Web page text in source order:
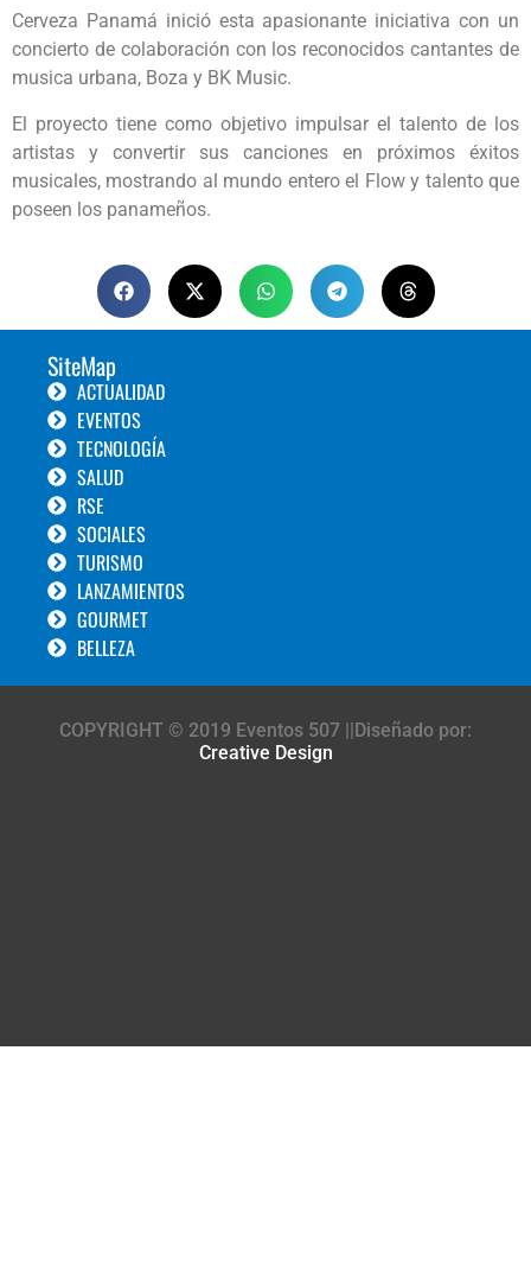
Cerveza Panamá inició esta apasionante iniciativa con un
concierto de colaboración con los reconocidos cantantes de
musica urbana, Boza y BK Music.
El proyecto tiene como objetivo impulsar el talento de los
artistas y convertir sus canciones en próximos éxitos
musicales, mostrando al mundo entero el Flow y talento que
poseen los panameños.
SiteMap
ACTUALIDAD
EVENTOS
TECNOLOGÍA
SALUD
RSE
SOCIALES
TURISMO
LANZAMIENTOS
GOURMET
BELLEZA
COPYRIGHT © 2019 Eventos 507 ||Diseñado por:
Creative Design